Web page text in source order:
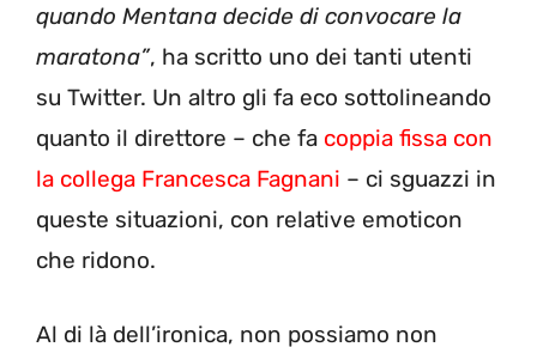
quando Mentana decide di convocare la
maratona”, ha scritto uno dei tanti utenti
su Twitter. Un altro gli fa eco sottolineando
quanto il direttore – che fa coppia fissa con
la collega Francesca Fagnani – ci sguazzi in
queste situazioni, con relative emoticon
che ridono.
Al di là dell’ironica, non possiamo non